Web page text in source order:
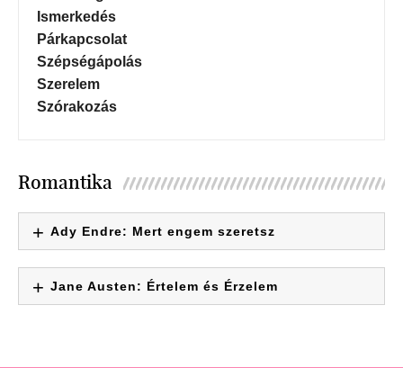
Ismerkedés
Párkapcsolat
Szépségápolás
Szerelem
Szórakozás
Romantika
Ady Endre: Mert engem szeretsz
Jane Austen: Értelem és Érzelem